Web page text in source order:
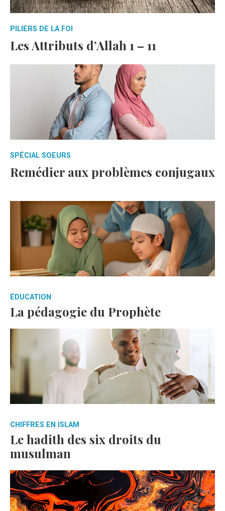
PILIERS DE LA FOI
Les Attributs d’Allah 1 – 11
SPÉCIAL SOEURS
Remédier aux problèmes conjugaux
ÉDUCATION
La pédagogie du Prophète
CHIFFRES EN ISLAM
Le hadith des six droits du
musulman